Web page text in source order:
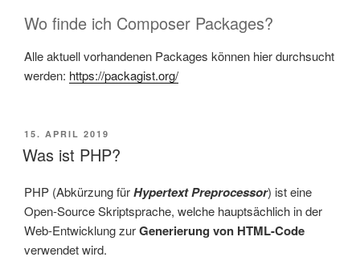
Wo finde ich Composer Packages?
Alle aktuell vorhandenen Packages können hier durchsucht
werden: https://packagist.org/
VERÖFFENTLICHT
AM
15. APRIL 2019
Was ist PHP?
PHP (Abkürzung fürHypertext Preprocessor) ist eine
Open-Source Skriptsprache, welche hauptsächlich in der
Web-Entwicklung zurGenerierung von HTML-Code
verwendet wird.